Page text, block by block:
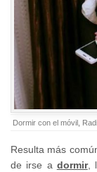
Dormir con el móvil
Resulta más
de irse a dormir,